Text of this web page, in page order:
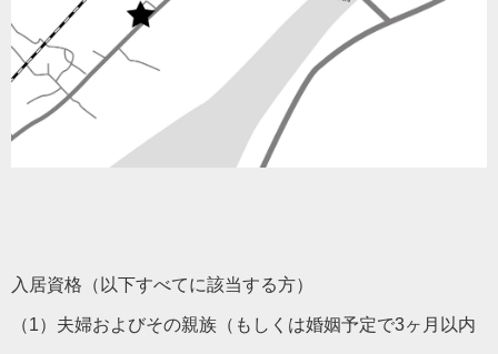
入居資格（ 以下すべてに該当する方）
（1）夫婦およびその親族（もしくは婚姻予定で3ヶ月以内